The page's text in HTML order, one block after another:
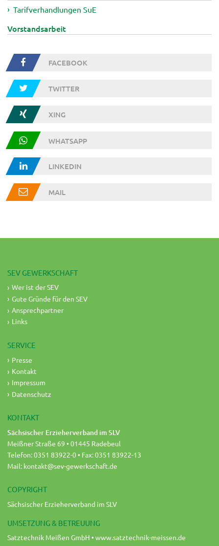
Tarifverhandlungen SuE
Vorstandsarbeit
FACEBOOK
TWITTER
XING
WHATSAPP
LINKEDIN
MAIL
SEV GEWERKSCHAFT
Wer ist der SEV
Gute Gründe für den SEV
Ansprechpartner
Links
SERVICE
Presse
Kontakt
Impressum
Datenschutz
KONTAKT
Sächsischer Erzieherverband im SLV
Meißner Straße 69 • 01445 Radebeul
Telefon: 0351 83922-0 • Fax: 0351 83922-13
Mail: kontakt@sev-gewerkschaft.de
COPYRIGHT
Sächsischer Erzieherverband im SLV
UMSETZUNG & BETREUUNG
Satztechnik Meißen GmbH •www.satztechnik-meissen.de